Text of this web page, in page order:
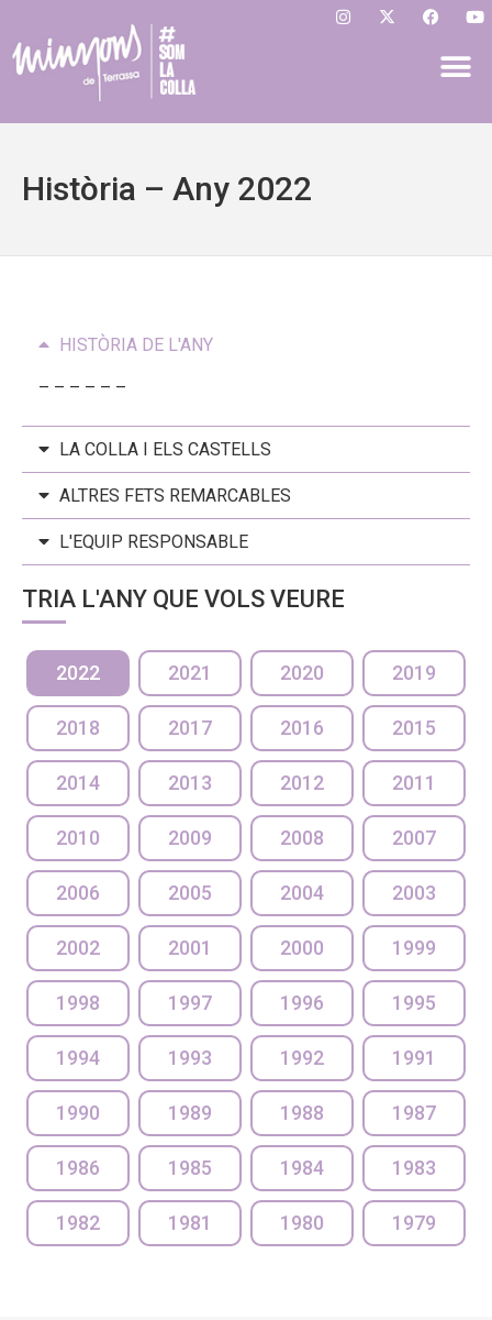
Història – Any 2022
HISTÒRIA DE L'ANY
– – – – – –
LA COLLA I ELS CASTELLS
ALTRES FETS REMARCABLES
L'EQUIP RESPONSABLE
TRIA L'ANY QUE VOLS VEURE
2022 2021 2020 2019
2018 2017 2016 2015
2014 2013 2012 2011
2010 2009 2008 2007
2006 2005 2004 2003
2002 2001 2000 1999
1998 1997 1996 1995
1994 1993 1992 1991
1990 1989 1988 1987
1986 1985 1984 1983
1982 1981 1980 1979